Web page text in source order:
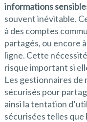
informations
souvent inévitable.
à des comptes
partagés, ou encore
ligne. Cette
risque important si
Les gestionnaires de
sécurisés pour
ainsi la tentation
sécurisées telles que